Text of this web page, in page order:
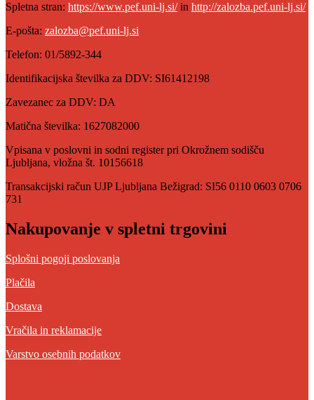
Spletna stran: https://www.pef.uni-lj.si/in http://zalozba.pef.uni-lj.si/
E-pošta: zalozba@pef.uni-lj.si
Telefon: 01/5892-344
Identifikacijska številka za DDV: SI61412198
Zavezanec za DDV: DA
Matična številka: 1627082000
Vpisana v poslovni in sodni register pri Okrožnem sodišču
Ljubljana, vložna št. 10156618
Transakcijski račun UJP Ljubljana Bežigrad: SI56 0110 0603 0706
731
Nakupovanje v spletni trgovini
Splošni pogoji poslovanja
Plačila
Dostava
Vračila in reklamacije
Varstvo osebnih podatkov